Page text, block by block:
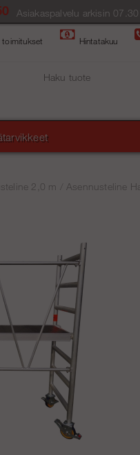
Asiakaspalvelu arkisin
Hintatakuu
2,0 m Asennusteline